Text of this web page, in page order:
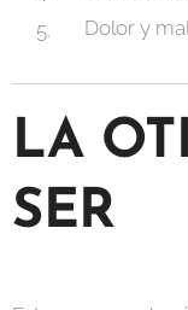
Dolor y
LA
SER